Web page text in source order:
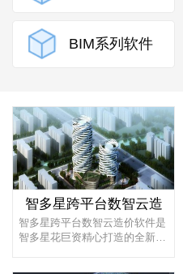
BIM系列软件
智多星跨平台数智云造
智多星跨平台数智云造价软件是
智多星花巨资精心打造的全新一